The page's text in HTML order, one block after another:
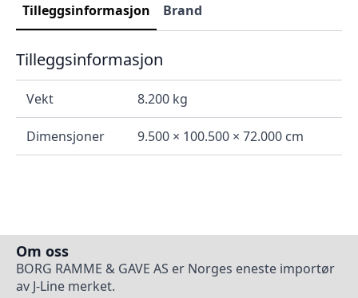
Tilleggsinformasjon Brand
Tilleggsinformasjon
Vekt 8.200 kg
Dimensjoner 9.500 × 100.500 × 72.000 cm
Om oss
BORG RAMME & GAVE AS er Norges eneste importør
av J-Line merket.